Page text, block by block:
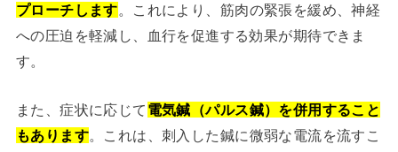
プローチします。これにより、筋肉の緊張を緩め、神経
への圧迫を軽減し、血行を促進する効果が期待できま
す。
また、症状に応じて 電気鍼（パルス鍼）を併用すること
もあります。これは、刺入した鍼に微弱な電流を流すこ